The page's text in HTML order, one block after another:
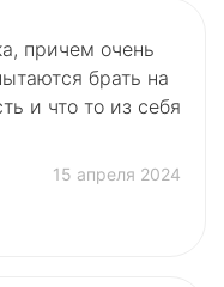
причем очень
брать на
и что то из себя
15 апреля 2024